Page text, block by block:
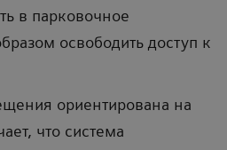
в парковочное
освободить доступ к
ориентирована на
что система